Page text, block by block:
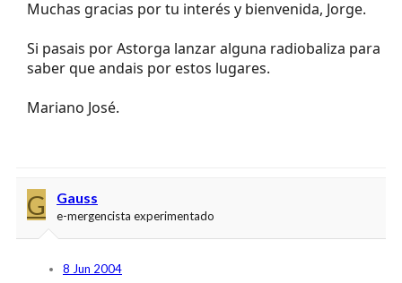
Muchas gracias por tu interés y bienvenida, Jorge.
Si pasais por Astorga lanzar alguna radiobaliza para
saber que andais por estos lugares.
Mariano José.
G Gauss
e-mergencista experimentado
8 Jun 2004